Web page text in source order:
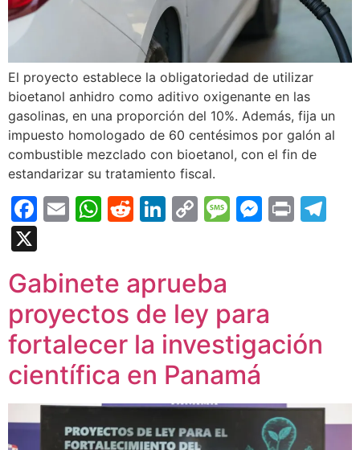
El proyecto establece la obligatoriedad de utilizar
bioetanol anhidro como aditivo oxigenante en las
gasolinas, en una proporción del 10%. Además, fija un
impuesto homologado de 60 centésimos por galón al
combustible mezclado con bioetanol, con el fin de
estandarizar su tratamiento fiscal.
Facebook
EmailWhatsApp
Reddit
LinkedIn
CopyMessage
Print
Gabinete aprueba
proyectos de ley para
fortalecer la investigación
científica en Panamá